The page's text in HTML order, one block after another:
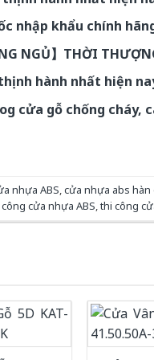
nhập khẩu chính
NGỦ】THỜI
hành nhất hiện
cửa gỗ chống cháy,
nhựa ABS,cửa nhựa abs hàn
cửa nhựa ABS,thi công